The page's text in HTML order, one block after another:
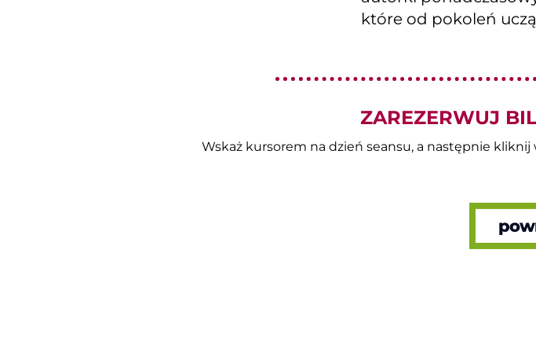
które od pokoleń
ZAREZERWUJ
Wskaż kursorem na dzień seansu, a następnie